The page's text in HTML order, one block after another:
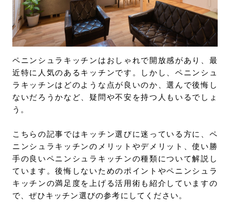
よくあるご質問
お問い合わせ
サポート
CN
URLをコピー
ペニンシュラキッチンはおしゃれで開放感があり、最
近特に人気のあるキッチンです。しかし、ペニンシュ
ラキッチンはどのような点が良いのか、選んで後悔し
ないだろうかなど、疑問や不安を持つ人もいるでしょ
う。
こちらの記事ではキッチン選びに迷っている方に、ペ
ニンシュラキッチンのメリットやデメリット、使い勝
手の良いペニンシュラキッチンの種類について解説し
ています。後悔しないためのポイントやペニンシュラ
キッチンの満足度を上げる活用術も紹介していますの
で、ぜひキッチン選びの参考にしてください。